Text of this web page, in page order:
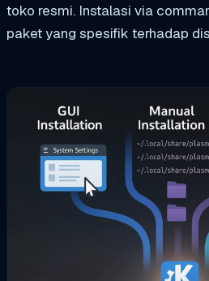
toko resmi. Instalasi via
paket yang spesifik terhadap